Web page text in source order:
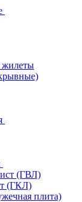
жилеты
(ГВЛ)
(ГКЛ)
плита)